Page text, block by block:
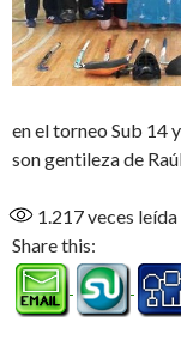
en el torneo Sub 14
son gentileza de
1.217veces leída
Share this: